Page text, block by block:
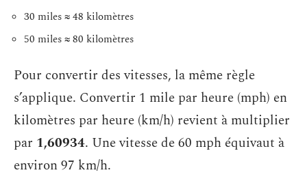
30 miles ≈ 48 kilomètres
50 miles ≈ 80 kilomètres
Pour convertir des vitesses, la même règle
s’applique. Convertir 1 mile par heure (mph) en
kilomètres par heure (km/h) revient à multiplier
par 1,60934. Une vitesse de 60 mph équivaut à
environ 97 km/h.